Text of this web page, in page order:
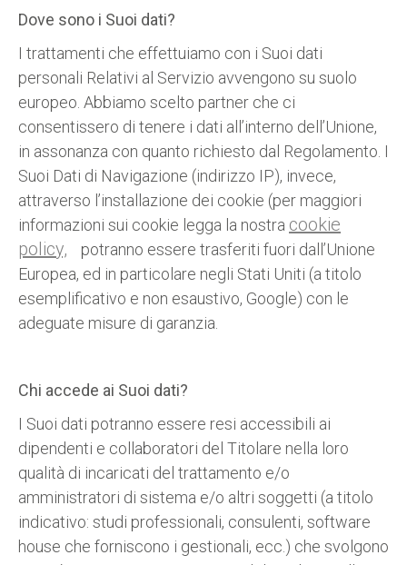
Dove sono i Suoi dati?
I trattamenti che effettuiamo con i Suoi dati
personali Relativi al Servizio avvengono su suolo
europeo. Abbiamo scelto partner che ci
consentissero di tenere i dati all’interno dell’Unione,
in assonanza con quanto richiesto dal Regolamento. I
Suoi Dati di Navigazione (indirizzo IP), invece,
attraverso l’installazione dei cookie (per maggiori
informazioni sui cookie legga la nostra cookie
policy,
potranno essere trasferiti fuori dall’Unione
Europea, ed in particolare negli Stati Uniti (a titolo
esemplificativo e non esaustivo, Google) con le
adeguate misure di garanzia.
Chi accede ai Suoi dati?
I Suoi dati potranno essere resi accessibili ai
dipendenti e collaboratori del Titolare nella loro
qualità di incaricati del trattamento e/o
amministratori di sistema e/o altri soggetti (a titolo
indicativo: studi professionali, consulenti, software
house che forniscono i gestionali, ecc.) che svolgono